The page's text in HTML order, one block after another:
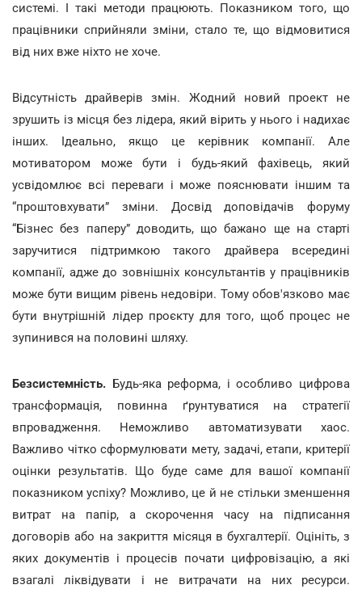
системі. І такі методи працюють. Показником того, що
працівники сприйняли зміни, стало те, що відмовитися
від них вже ніхто не хоче.
Відсутність драйверів змін. Жодний новий проект не
зрушить із місця без лідера, який вірить у нього і надихає
інших. Ідеально, якщо це керівник компанії. Але
мотиватором може бути і будь-який фахівець, який
усвідомлює всі переваги і може пояснювати іншим та
“проштовхувати” зміни. Досвід доповідачів форуму
“Бізнес без паперу” доводить, що бажано ще на старті
заручитися підтримкою такого драйвера всередині
компанії, адже до зовнішніх консультантів у працівників
може бути вищим рівень недовіри. Тому обов'язково має
бути внутрішній лідер проєкту для того, щоб процес не
зупинився на половині шляху.
Безсистемність. Будь-яка реформа, і особливо цифрова
трансформація, повинна ґрунтуватися на стратегії
впровадження. Неможливо автоматизувати хаос.
Важливо чітко сформулювати мету, задачі, етапи, критерії
оцінки результатів. Що буде саме для вашої компанії
показником успіху? Можливо, це й не стільки зменшення
витрат на папір, а скорочення часу на підписання
договорів або на закриття місяця в бухгалтерії. Оцініть, з
яких документів і процесів почати цифровізацію, а які
взагалі ліквідувати і не витрачати на них ресурси.